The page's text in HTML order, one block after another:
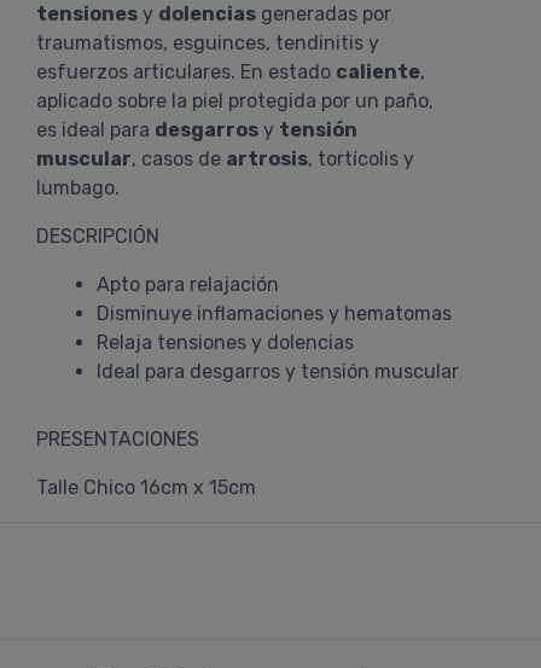
tensiones y dolencias generadas por
traumatismos, esguinces, tendinitis y
esfuerzos articulares. En estado caliente,
aplicado sobre la piel protegida por un paño,
es ideal para desgarros y tensión
muscular, casos de artrosis, tortícolis y
lumbago.
DESCRIPCIÓN
Apto para relajación
Disminuye inflamaciones y hematomas
Relaja tensiones y dolencias
Ideal para desgarros y tensión muscular
PRESENTACIONES
Talle Chico 16cm x 15cm